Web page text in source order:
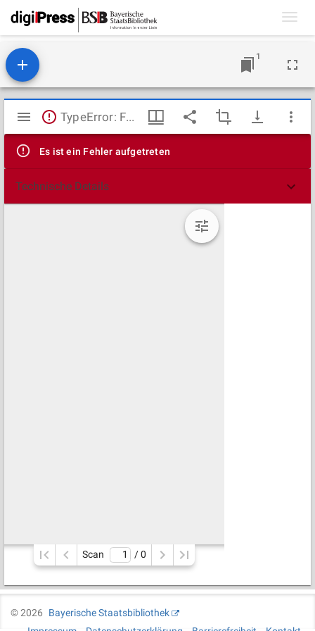
1
Mirador
Viewer
TypeError: Failed to fetch
Es ist ein Fehler aufgetreten
Technische Details
Scan / 0
©2026
Bayerische Staatsbibliothek